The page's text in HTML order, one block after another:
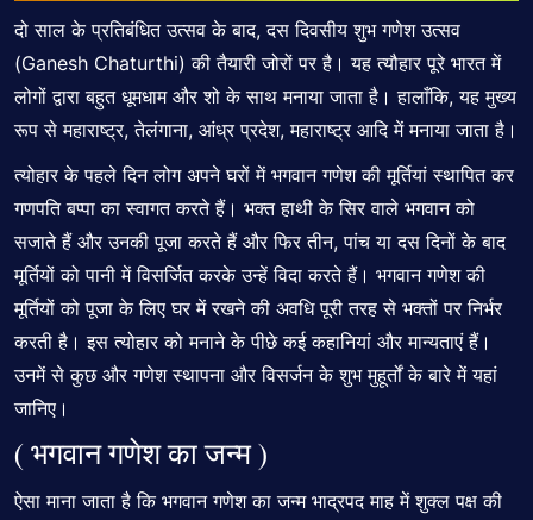
दो साल के प्रतिबंधित उत्सव के बाद, दस दिवसीय शुभ गणेश उत्सव
(Ganesh Chaturthi) की तैयारी जोरों पर है। यह त्यौहार पूरे भारत में
लोगों द्वारा बहुत धूमधाम और शो के साथ मनाया जाता है। हालाँकि, यह मुख्य
रूप से महाराष्ट्र, तेलंगाना, आंध्र प्रदेश, महाराष्ट्र आदि में मनाया जाता है।
त्योहार के पहले दिन लोग अपने घरों में भगवान गणेश की मूर्तियां स्थापित कर
गणपति बप्पा का स्वागत करते हैं। भक्त हाथी के सिर वाले भगवान को
सजाते हैं और उनकी पूजा करते हैं और फिर तीन, पांच या दस दिनों के बाद
मूर्तियों को पानी में विसर्जित करके उन्हें विदा करते हैं। भगवान गणेश की
मूर्तियों को पूजा के लिए घर में रखने की अवधि पूरी तरह से भक्तों पर निर्भर
करती है। इस त्योहार को मनाने के पीछे कई कहानियां और मान्यताएं हैं।
उनमें से कुछ और गणेश स्थापना और विसर्जन के शुभ मुहूर्तों के बारे में यहां
जानिए।
( भगवान गणेश का जन्म )
ऐसा माना जाता है कि भगवान गणेश का जन्म भाद्रपद माह में शुक्ल पक्ष की